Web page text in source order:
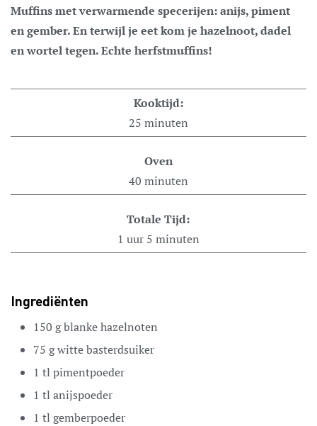
Muffins met verwarmende specerijen: anijs, piment
en gember. En terwijl je eet kom je hazelnoot, dadel
en wortel tegen. Echte herfstmuffins!
Kooktijd:
25 minuten
Oven
40 minuten
Totale Tijd:
1 uur 5 minuten
Ingrediënten
150 gblanke hazelnoten
75 gwitte basterdsuiker
1 tl pimentpoeder
1 tl anijspoeder
1 tl gemberpoeder